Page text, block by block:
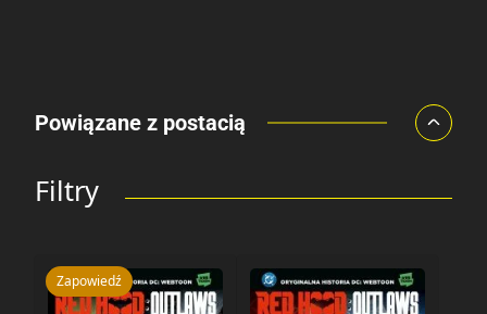
Powiązane z postacią
Filtry
Zapowiedź